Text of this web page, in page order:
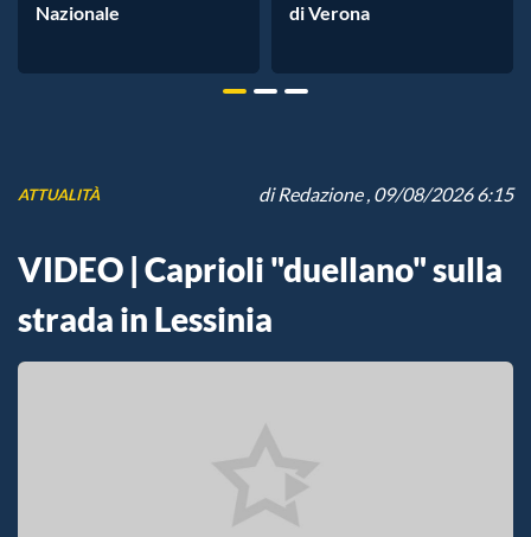
Nazionale
di Verona
ATTUALITÀ diRedazione, 09/08/2026 6:15
VIDEO | Caprioli "duellano" sulla
strada in Lessinia